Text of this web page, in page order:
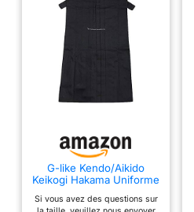
G-like Kendo/Aikido
Keikogi Hakama Uniforme
homme, M
Si vous avez des questions sur